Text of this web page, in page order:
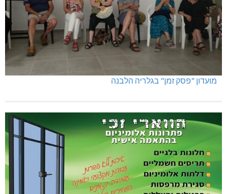
מועדון "פסק זמן" בגלריה הלבנה